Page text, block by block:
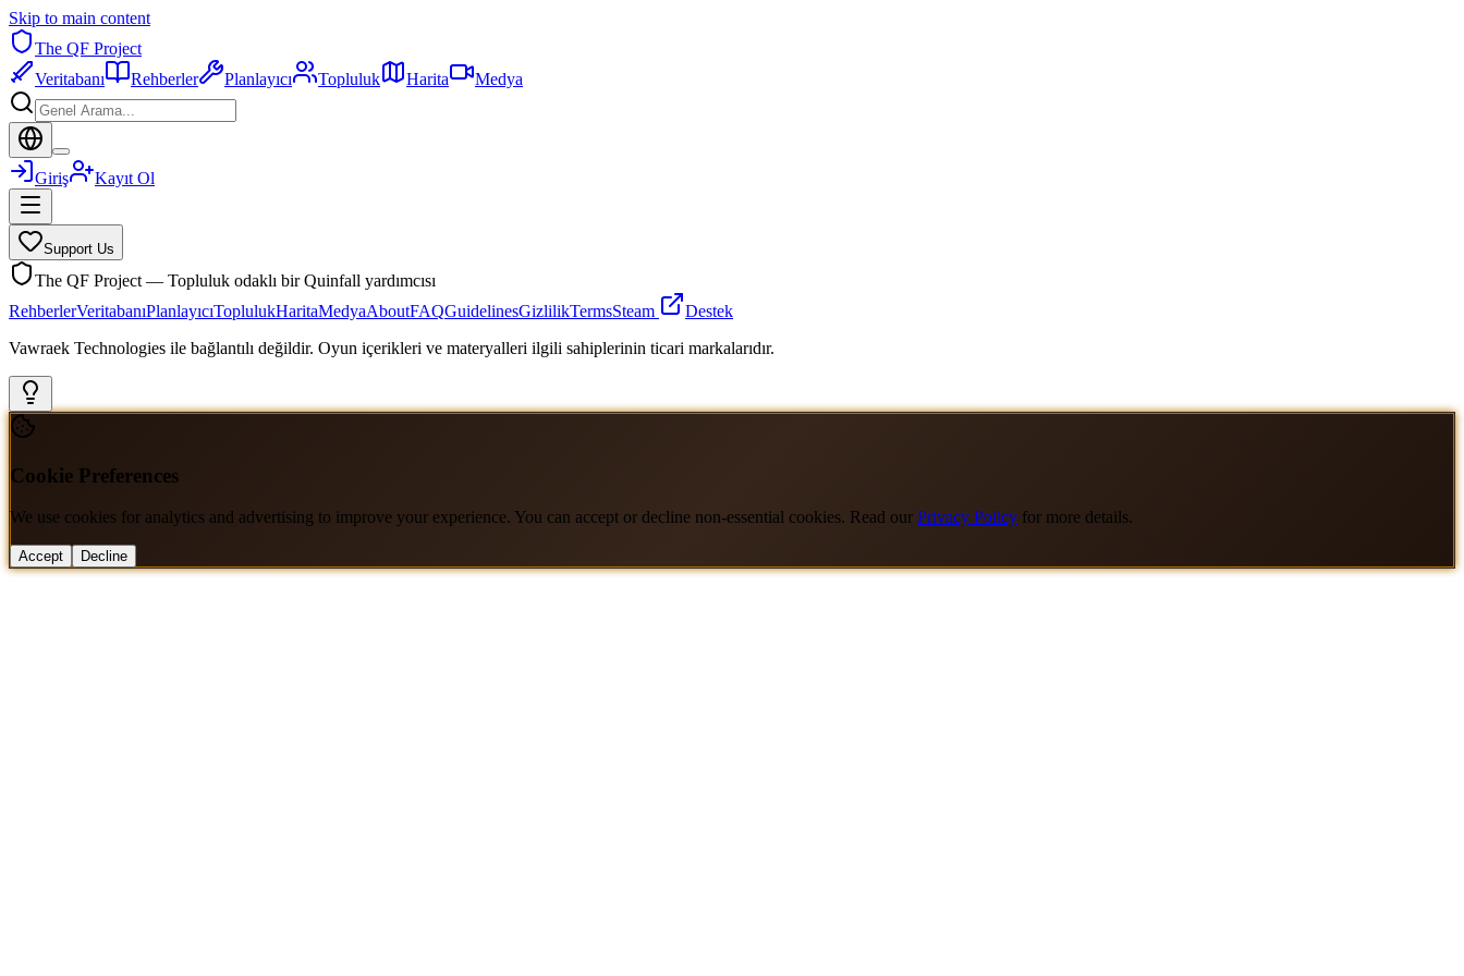
Skip to main content
The QF Project
Veritabanı
Rehberler Planlayıcı Topluluk Harita Medya
Giriş Kayıt Ol
Support Us
The QF Project — Topluluk odaklı bir Quinfall yardımcısı
RehberlerVeritabanıPlanlayıcıToplulukHaritaMedyaAboutFAQGuidelinesGizlilikTermsSteam
Destek
Vawraek Technologies ile bağlantılı değildir. Oyun içerikleri ve materyalleri ilgili sahiplerinin ticari markalarıdır.
Cookie Preferences
We use cookies for analytics and advertising to improve your experience. You can accept or decline non-essential cookies. Read our Privacy Policy for more details.
Accept Decline